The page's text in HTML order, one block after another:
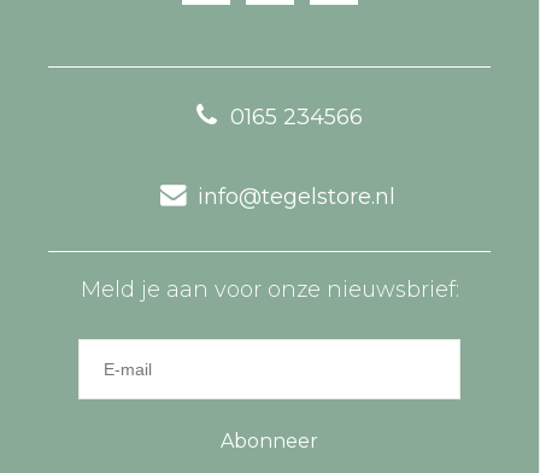
0165 234566
info@tegelstore.nl
Meld je aan voor onze nieuwsbrief:
Abonneer